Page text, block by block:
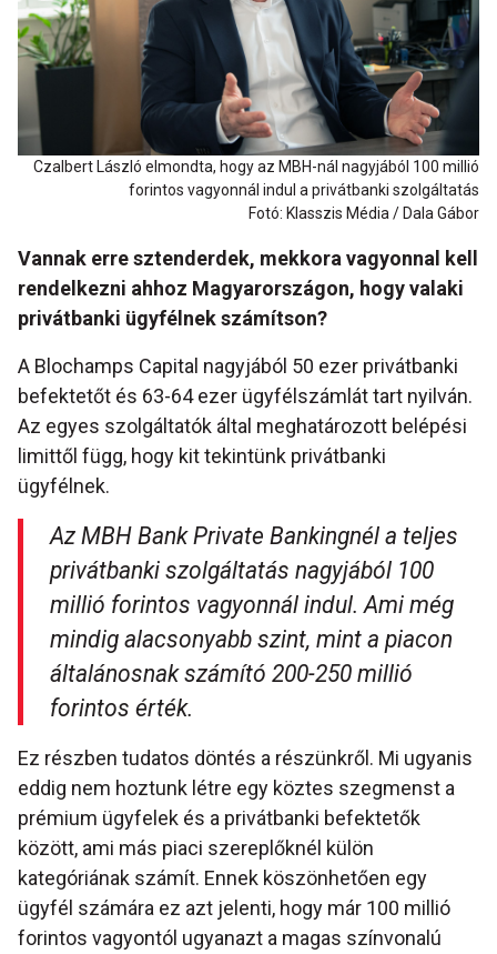
Czalbert László elmondta, hogy az MBH-nál nagyjából 100 millió
forintos vagyonnál indul a privátbanki szolgáltatás
Fotó: Klasszis Média / Dala Gábor
Vannak erre sztenderdek, mekkora vagyonnal kell
rendelkezni ahhoz Magyarországon, hogy valaki
privátbanki ügyfélnek számítson?
A Blochamps Capital nagyjából 50 ezer privátbanki
befektetőt és 63-64 ezer ügyfélszámlát tart nyilván.
Az egyes szolgáltatók által meghatározott belépési
limittől függ, hogy kit tekintünk privátbanki
ügyfélnek.
Az MBH Bank Private Bankingnél a teljes
privátbanki szolgáltatás nagyjából 100
millió forintos vagyonnál indul. Ami még
mindig alacsonyabb szint, mint a piacon
általánosnak számító 200-250 millió
forintos érték.
Ez részben tudatos döntés a részünkről. Mi ugyanis
eddig nem hoztunk létre egy köztes szegmenst a
prémium ügyfelek és a privátbanki befektetők
között, ami más piaci szereplőknél külön
kategóriának számít. Ennek köszönhetően egy
ügyfél számára ez azt jelenti, hogy már 100 millió
forintos vagyontól ugyanazt a magas színvonalú